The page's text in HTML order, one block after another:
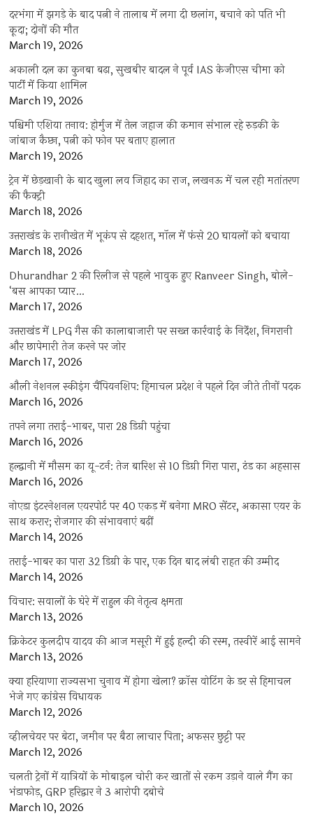
दरभंगा में झगड़े के बाद पत्नी ने तालाब में लगा दी छलांग, बचाने को पति भी
कूदा; दोनों की मौत
March 19, 2026
अकाली दल का कुनबा बढ़ा, सुखबीर बादल ने पूर्व IAS केजीएस चीमा को
पार्टी में किया शामिल
March 19, 2026
पश्चिमी एशिया तनाव: होर्मुज में तेल जहाज की कमान संभाल रहे रुड़की के
जांबाज कैप्टन, पत्नी को फोन पर बताए हालात
March 19, 2026
ट्रेन में छेड़खानी के बाद खुला लव जिहाद का राज, लखनऊ में चल रही मतांतरण
की फैक्ट्री
March 18, 2026
उत्तराखंड के रानीखेत में भूकंप से दहशत, मॉल में फंसे 20 घायलों को बचाया
March 18, 2026
Dhurandhar 2 की रिलीज से पहले भावुक हुए Ranveer Singh, बोले-
‘बस आपका प्यार…
March 17, 2026
उत्तराखंड में LPG गैस की कालाबाजारी पर सख्त कार्रवाई के निर्देश, निगरानी
और छापेमारी तेज करने पर जोर
March 17, 2026
औली नेशनल स्कीइंग चैंपियनशिप: हिमाचल प्रदेश ने पहले दिन जीते तीनों पदक
March 16, 2026
तपने लगा तराई-भाबर, पारा 28 डिग्री पहुंचा
March 16, 2026
हल्द्वानी में मौसम का यू-टर्न: तेज बारिश से 10 डिग्री गिरा पारा, ठंड का अहसास
March 16, 2026
नोएडा इंटरनेशनल एयरपोर्ट पर 40 एकड़ में बनेगा MRO सेंटर, अकासा एयर के
साथ करार; रोजगार की संभावनाएं बढ़ीं
March 14, 2026
तराई-भाबर का पारा 32 डिग्री के पार, एक दिन बाद लंबी राहत की उम्मीद
March 14, 2026
विचार: सवालों के घेरे में राहुल की नेतृत्व क्षमता
March 13, 2026
क्रिकेटर कुलदीप यादव की आज मसूरी में हुई हल्दी की रस्म, तस्वीरें आई सामने
March 13, 2026
क्या हरियाणा राज्यसभा चुनाव में होगा खेला? क्रॉस वोटिंग के डर से हिमाचल
भेजे गए कांग्रेस विधायक
March 12, 2026
व्हीलचेयर पर बेटा, जमीन पर बैठा लाचार पिता; अफसर छुट्टी पर
March 12, 2026
चलती ट्रेनों में यात्रियों के मोबाइल चोरी कर खातों से रकम उड़ाने वाले गैंग का
भंडाफोड़, GRP हरिद्वार ने 3 आरोपी दबोचे
March 10, 2026